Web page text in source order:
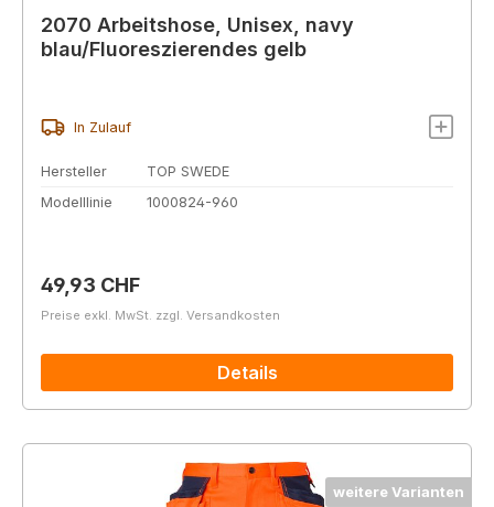
2070 Arbeitshose, Unisex, navy
blau/Fluoreszierendes gelb
In Zulauf
Hersteller
TOP SWEDE
Modelllinie
1000824-960
Regulärer Preis:
49,93 CHF
Preise exkl. MwSt. zzgl. Versandkosten
Details
weitere Varianten